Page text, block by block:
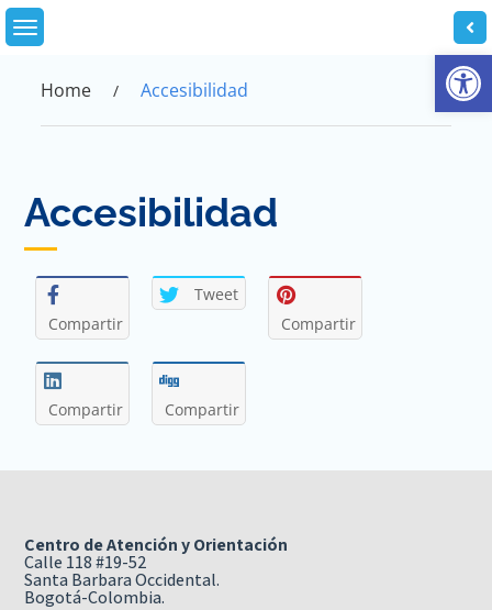
Skip
Home Accesibilidad
Accesibilidad
Compartir
Tweet
Compartir
Compartir Compartir
Centro de Atención y Orientación
Calle 118 #19-52
Santa Barbara Occidental.
Bogotá-Colombia.